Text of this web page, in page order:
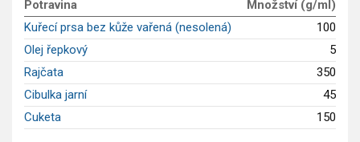
Sladké pokrmy
Dezerty
Nápoje
Ostatní
Dětské recepty
GLP-1 recepty
Potravina
Množství (g/ml)
Kuřecí prsa bez kůže vařená (nesolená)
100
Olej řepkový
5
Rajčata
350
Cibulka jarní
45
Cuketa
150